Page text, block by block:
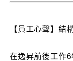
【員工心聲】結
在逸昇前後工作